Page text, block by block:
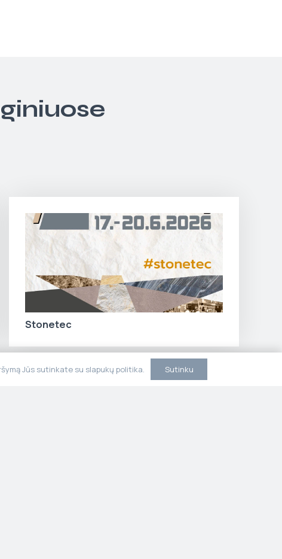
Stonetec
Jūs sutinkate su slapukų politika. Sutinku